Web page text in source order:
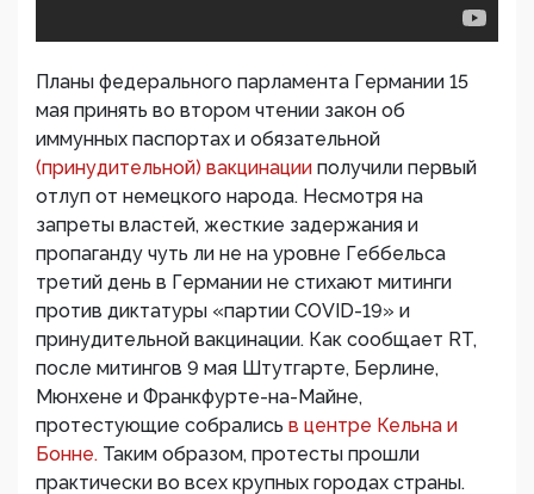
Планы федерального парламента Германии 15
мая принять во втором чтении закон об
иммунных паспортах и обязательной
(принудительной) вакцинации получили первый
отлуп от немецкого народа. Несмотря на
запреты властей, жесткие задержания и
пропаганду чуть ли не на уровне Геббельса
третий день в Германии не стихают митинги
против диктатуры «партии COVID-19» и
принудительной вакцинации. Как сообщает RT,
после митингов 9 мая Штутгарте, Берлине,
Мюнхене и Франкфурте-на-Майне,
протестующие собрались в центре Кельна и
Бонне. Таким образом, протесты прошли
практически во всех крупных городах страны.